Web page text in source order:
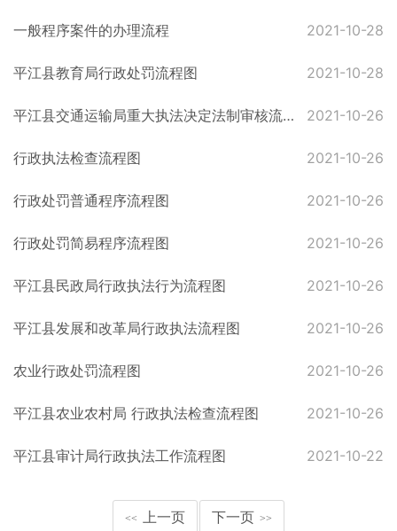
一般程序案件的办理流程 2021-10-28
平江县教育局行政处罚流程图 2021-10-28
平江县交通运输局重大执法决定法制审核流程图 2021-10-26
行政执法检查流程图 2021-10-26
行政处罚普通程序流程图 2021-10-26
行政处罚简易程序流程图 2021-10-26
平江县民政局行政执法行为流程图 2021-10-26
平江县发展和改革局行政执法流程图 2021-10-26
农业行政处罚流程图 2021-10-26
平江县农业农村局 行政执法检查流程图 2021-10-26
平江县审计局行政执法工作流程图 2021-10-22
<< 上一页 下一页 >>